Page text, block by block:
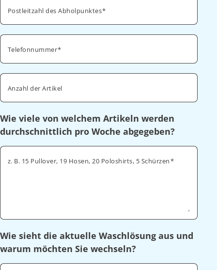
Postleitzahl des Abholpunktes
Telefonnummer
Anzahl der Artikel
Wie viele von welchem Artikeln werden
durchschnittlich pro Woche abgegeben?
z. B. 15 Pullover, 19 Hosen, 20 Poloshirts, 5 Schürzen
Wie sieht die aktuelle Waschlösung aus und
warum möchten Sie wechseln?